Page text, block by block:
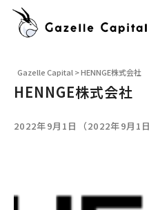
Gazelle Capital >HENNGE株式会社
HENNGE株式会社
2022年9月1日（2022年9月1日